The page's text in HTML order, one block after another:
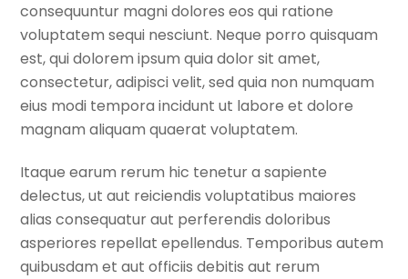
consequuntur magni dolores eos qui ratione
voluptatem sequi nesciunt. Neque porro quisquam
est, qui dolorem ipsum quia dolor sit amet,
consectetur, adipisci velit, sed quia non numquam
eius modi tempora incidunt ut labore et dolore
magnam aliquam quaerat voluptatem.
Itaque earum rerum hic tenetur a sapiente
delectus, ut aut reiciendis voluptatibus maiores
alias consequatur aut perferendis doloribus
asperiores repellat epellendus. Temporibus autem
quibusdam et aut officiis debitis aut rerum